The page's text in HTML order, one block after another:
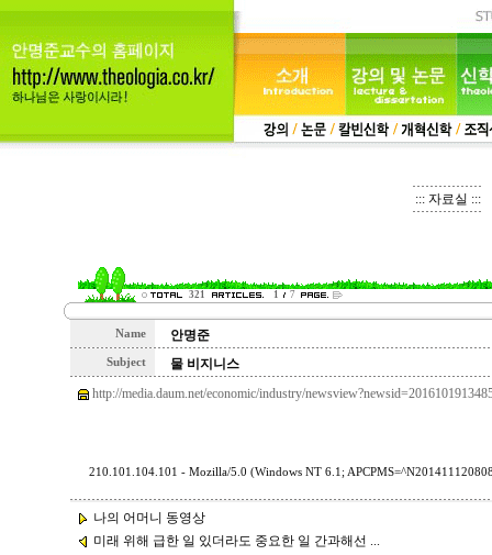
::: 자료실 :::
321 1 7
Name 안명준
Subject
물 비지니스
http://media.daum.net/economic/industry/
210.101.104.101 - Mozilla/5.0 (Windows NT 6.1;
나의 어머니 동영상
미래 위해 급한 일 있더라도 중요한 일 간과해선 ...